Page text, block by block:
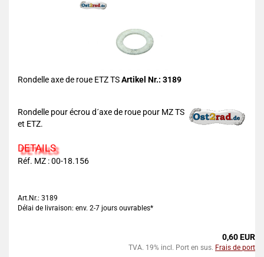
Rondelle axe de roue ETZ TSArtikel Nr.: 3189
Rondelle pour écrou d´axe de roue pour MZ TS
et ETZ.
DETAILS
Réf. MZ : 00-18.156
Art.Nr.: 3189
Délai de livraison: env. 2-7 jours ouvrables*
0,60 EUR
TVA. 19% incl. Port en sus. Frais de port